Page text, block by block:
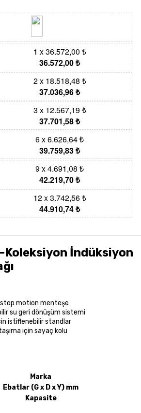
1 x 36.572,00 ₺
36.572,00 ₺
2 x 18.518,48 ₺
37.036,96 ₺
3 x 12.567,19 ₺
37.701,58 ₺
6 x 6.626,64 ₺
39.759,83 ₺
9 x 4.691,08 ₺
42.219,70 ₺
12 x 3.742,56 ₺
44.910,74 ₺
Koleksiyon İndüksiyon
motion menteşe
su geri dönüşüm sistemi
istiflenebilir standlar
için sayaç kolu
Marka
Ebatlar (G x D x Y) mm
Kapasite